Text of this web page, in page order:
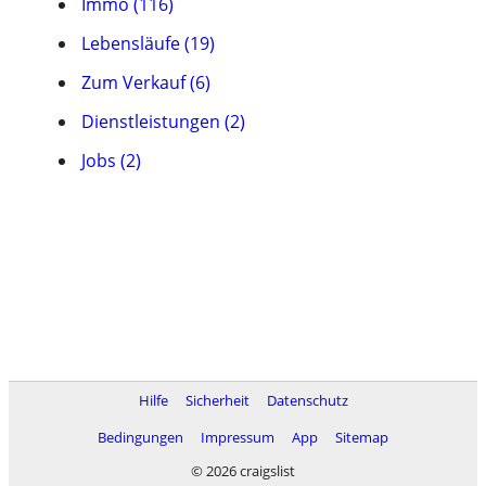
Lebensläufe (19)
Zum Verkauf (6)
Dienstleistungen (2)
Jobs (2)
Hilfe Sicherheit
Datenschutz
Bedingungen
Impressum App
Sitemap
© 2026 craigslist